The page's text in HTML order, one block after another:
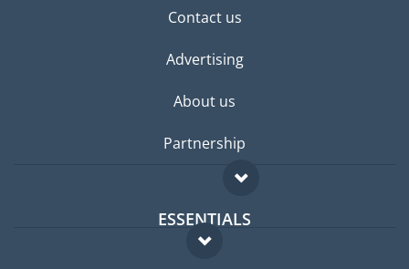
Contact us
Advertising
About us
Partnership
ESSENTIALS
Expat forum